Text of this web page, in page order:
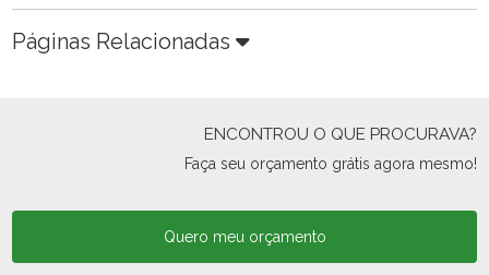
Páginas Relacionadas
ENCONTROU O QUE PROCURAVA?
Faça seu orçamento grátis agora mesmo!
Quero meu orçamento